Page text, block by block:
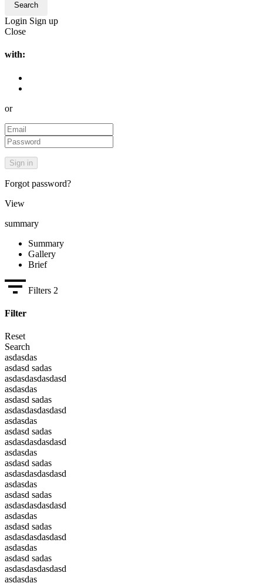
Search
Login Sign up
Close
with:
or
Forgot password?
View
summary
Summary
Gallery
Brief
Filters 2
Filter
Reset
Search
asdasdas
asdasd sadas
asdasdasdasdasd
asdasdas
asdasd sadas
asdasdasdasdasd
asdasdas
asdasd sadas
asdasdasdasdasd
asdasdas
asdasd sadas
asdasdasdasdasd
asdasdas
asdasd sadas
asdasdasdasdasd
asdasdas
asdasd sadas
asdasdasdasdasd
asdasdas
asdasd sadas
asdasdasdasdasd
asdasdas